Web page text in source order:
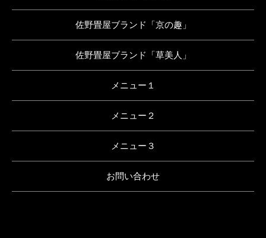
佐野畳屋ブランド「京の趣」
佐野畳屋ブランド「草美人」
メニュー１
メニュー２
メニュー３
お問い合わせ